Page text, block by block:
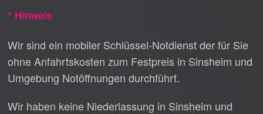
* Hinweis
Wir sind ein mobiler Schlüssel-Notdienst der für Sie
ohne Anfahrtskosten zum Festpreis in Sinsheim und
Umgebung Notöffnungen durchführt.
Wir haben keine Niederlassung in Sinsheim und